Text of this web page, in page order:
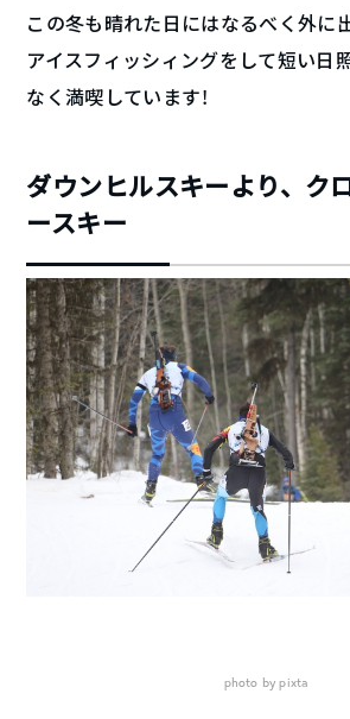
この冬も晴れた日にはなるべく外に
アイスフィッシィングをして短い日
なく満喫しています！
ダウンヒルスキーより、ク
ースキー
photo by pixta